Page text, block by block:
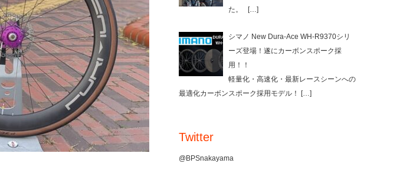
た。
[…]
シマノ New Dura-Ace WH-R9370シリ
ーズ登場！遂にカーボンスポーク採
用！！
軽量化・高速化・最新レースシーンへの
最適化カーボンスポーク採用モデル！
[…]
Twitter
@BPSnakayama